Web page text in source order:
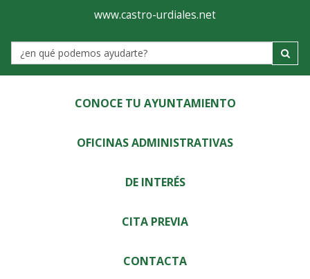
Ayuntamiento
de
Castro-
Urdiales
www.castro-urdiales.net
Label
CONOCE TU AYUNTAMIENTO
OFICINAS ADMINISTRATIVAS
DE INTERÉS
CITA PREVIA
CONTACTA